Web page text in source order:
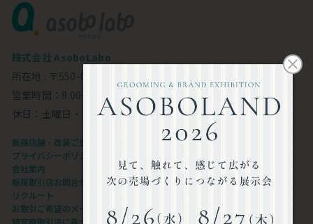
株式会社 AsoboLabo
所在地 : 〒550-0002 大阪市西区江戸堀1-23-11 6F
営業時間：9:00～18:00
休日：土曜日・日曜日・祝日
新規店舗・改装ご支援します
プライバシーポリシー
会社案内
新規取引店お問合せフォーム
リクルート
お取引ご希望のメーカー様